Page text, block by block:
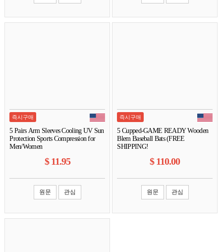
즉시구매
5 Pairs Arm Sleeves Cooling UV Sun
Protection Sports Compression for
Men/Women
$11.95
원문 관심
즉시구매
5 Cupped-GAME READY Wooden
Blem Baseball Bats (FREE
SHIPPING!
$110.00
원문 관심